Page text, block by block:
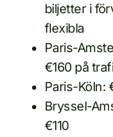
biljetter i
flexibla
Paris-
€160 på
Paris-Köln:
Bryssel-
€110